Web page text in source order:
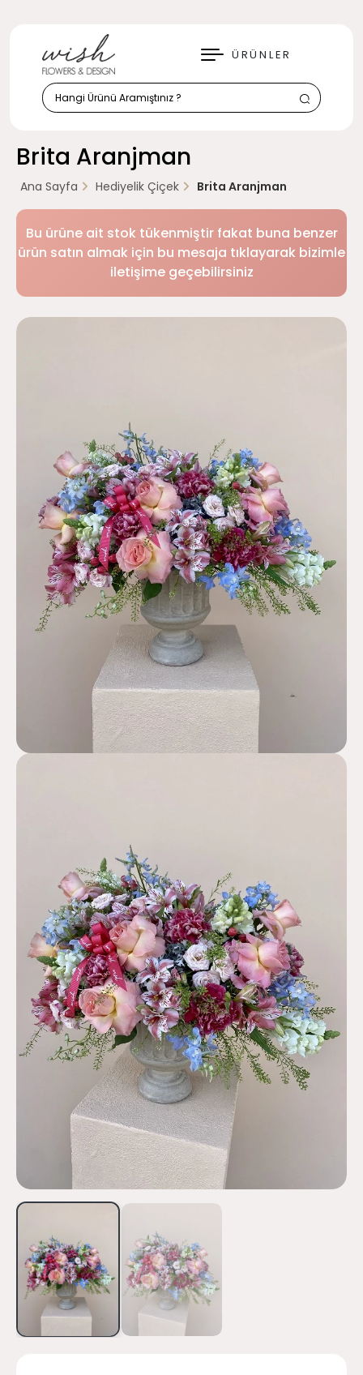
ÜRÜNLER
KAPAT
Brita Aranjman
Ana Sayfa Hediyelik Çiçek Brita Aranjman
Bu ürüne ait stok tükenmiştir fakat buna benzer
ürün satın almak için bu mesaja tıklayarak bizimle
iletişime geçebilirsiniz